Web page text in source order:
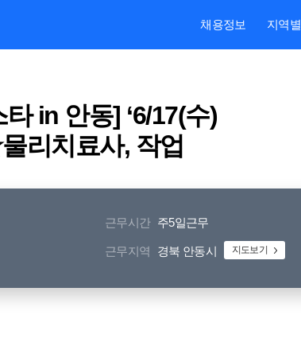
채용정보 지역별
in 안동] ‘6/17(수)
리치료사, 작업
근무시간 주5일근무
근무지역 경북 안동시 지도보기